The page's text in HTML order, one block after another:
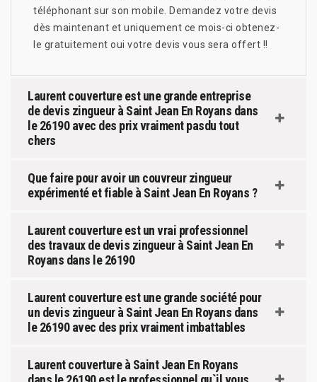
téléphonant sur son mobile. Demandez votre devis
dès maintenant et uniquement ce mois-ci obtenez-
le gratuitement oui votre devis vous sera offert !!
Laurent couverture est une grande entreprise
de devis zingueur à Saint Jean En Royans dans
le 26190 avec des prix vraiment pasdu tout
chers
Que faire pour avoir un couvreur zingueur
expérimenté et fiable à Saint Jean En Royans ?
Laurent couverture est un vrai professionnel
des travaux de devis zingueur à Saint Jean En
Royans dans le 26190
Laurent couverture est une grande société pour
un devis zingueur à Saint Jean En Royans dans
le 26190 avec des prix vraiment imbattables
Laurent couverture à Saint Jean En Royans